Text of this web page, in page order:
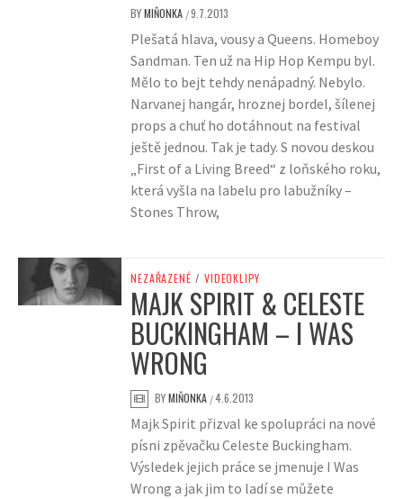
BYMIŇONKA /9.7.2013
Plešatá hlava, vousy a Queens. Homeboy
Sandman. Ten už na Hip Hop Kempu byl.
Mělo to bejt tehdy nenápadný. Nebylo.
Narvanej hangár, hroznej bordel, šílenej
props a chuť ho dotáhnout na festival
ještě jednou. Tak je tady. S novou deskou
„First of a Living Breed“ z loňského roku,
která vyšla na labelu pro labužníky –
Stones Throw,
NEZAŘAZENÉ / VIDEOKLIPY
MAJK SPIRIT & CELESTE
BUCKINGHAM – I WAS
WRONG
BYMIŇONKA /4.6.2013
Majk Spirit přizval ke spolupráci na nové
písni zpěvačku Celeste Buckingham.
Výsledek jejich práce se jmenuje I Was
Wrong a jak jim to ladí se můžete